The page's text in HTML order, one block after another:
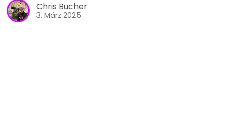
Chris Bucher
3. März 2025